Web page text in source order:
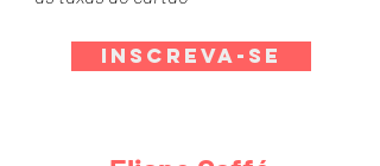
Inscreva-se